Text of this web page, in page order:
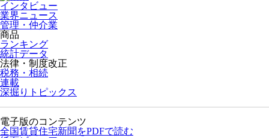
インタビュー
業界ニュース
管理・仲介業
商品
ランキング
統計データ
法律・制度改正
税務・相続
連載
深掘りトピックス
電子版のコンテンツ
全国賃貸住宅新聞をPDFで読む